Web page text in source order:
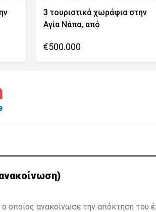
3 τουριστικά χωράφια στην
Αγία Νάπα, από
€500.000
οποίος ανακοίνωσε την απόκτηση του